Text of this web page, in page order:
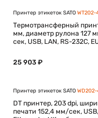
Принтер этикеток SATO WT202-
Термотрансферный
мм, диаметр рулона 127
сек, USB, LAN, RS-232C,
25 903 ₽
Принтер этикеток SATO
DT принтер, 203 dpi,
печати 152,4 мм/сек,